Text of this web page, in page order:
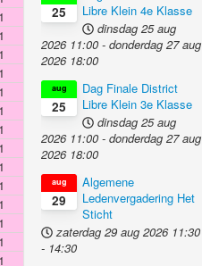
1 `t Centrum 4
1 BVM Apollo 8
1 De Nieuwe Jutter 1
1
1 O.G.B. 9
1 Rapiditas 1
1 `t Centrum 4
1 De Bun 3
1
1 BVM Apollo 7
1 B.V.Z. 3
1 BVM Apollo 8
1 B.V. Café Noord 1
1
25
Libre Klein 4e Klasse
dinsdag 25 aug
2026 11:00 - donderdag 27 aug
2026 18:00
25
aug
Dag Finale District
Libre Klein 3e Klasse
dinsdag 25 aug
2026 11:00 - donderdag 27 aug
2026 18:00
29
aug
Algemene
Ledenvergadering Het
Sticht
zaterdag 29 aug 2026 11:30
- 14:30